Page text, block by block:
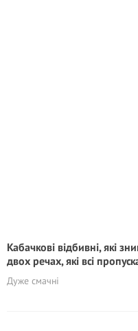
Кабачкові відбивні, які
двох речах, які всі
Дуже смачні